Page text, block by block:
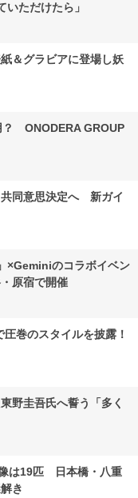
いただけたら」
＆グラビアに登場し妖
？ ONODERA GROUP
共同意思決定へ 新ガイ
×Geminiのコラボイベン
原宿で開催
巻のスタイルを披露！
野圭吾氏へ誓う「多く
は19匹 日本橋・八重
き